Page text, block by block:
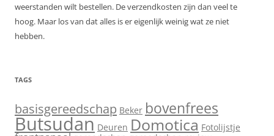
weerstanden wilt bestellen. De verzendkosten zijn dan veel te
hoog. Maar los van dat alles is er eigenlijk weinig wat ze niet
hebben.
TAGS
basisgereedschap Beker bovenfrees
Butsudan Deuren Domotica Fotolijstje